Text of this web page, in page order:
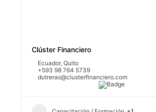
Clúster Financiero
Ecuador,Quito
+593 98 764 5739
dutreras@clusterfinanciero.com